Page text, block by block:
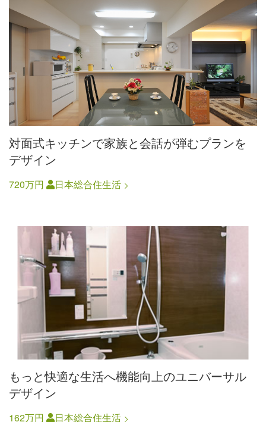
対面式キッチンで家族と会話が弾むプランを
デザイン
720万円 日本総合住生活
もっと快適な生活へ機能向上のユニバーサル
デザイン
162万円 日本総合住生活